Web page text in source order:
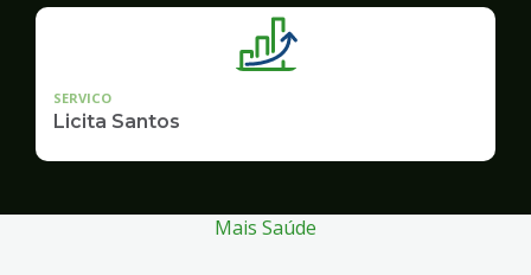
SERVICO
Licita Santos
Mais Saúde